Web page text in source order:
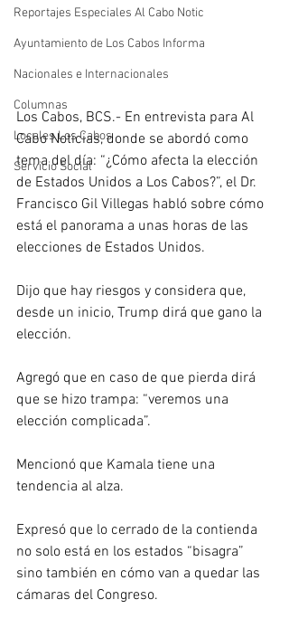
Reportajes Especiales Al Cabo Notic
Ayuntamiento de Los Cabos Informa
Nacionales e Internacionales
Columnas
Locales Los Cabos
Servicio Social
Los Cabos, BCS.- En entrevista para Al
Cabo Noticias, donde se abordó como
tema del día: “¿Cómo afecta la elección
de Estados Unidos a Los Cabos?”, el Dr.
Francisco Gil Villegas habló sobre cómo
está el panorama a unas horas de las
elecciones de Estados Unidos.
Dijo que hay riesgos y considera que,
desde un inicio, Trump dirá que gano la
elección.
Agregó que en caso de que pierda dirá
que se hizo trampa: “veremos una
elección complicada”.
Mencionó que Kamala tiene una
tendencia al alza.
Expresó que lo cerrado de la contienda
no solo está en los estados “bisagra”
sino también en cómo van a quedar las
cámaras del Congreso.